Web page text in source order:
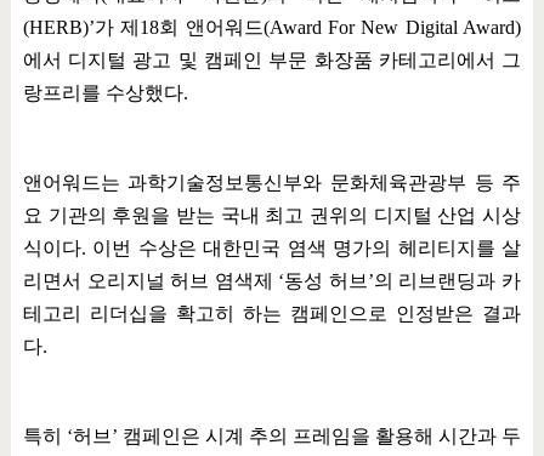
(HERB)’가 제 18회 앤어워드(Award For New Digital Award)
에서 디지털 광고 및 캠페인 부문 화장품 카테고리에서 그
랑프리를 수상했다.
앤어워드는 과학기술정보통신부와 문화체육관광부 등 주
요 기관의 후원을 받는 국내 최고 권위의 디지털 산업 시상
식이다. 이번 수상은 대한민국 염색 명가의 헤리티지를 살
리면서 오리지널 허브 염색제 ‘동성 허브 ’의 리브랜딩과 카
테고리 리더십을 확고히 하는 캠페인으로 인정받은 결과
다.
특히 ‘허브 ’ 캠페인은 시계 추의 프레임을 활용해 시간과 두